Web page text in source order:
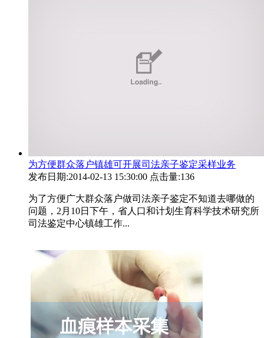
为方便群众落户镇雄可开展司法亲子鉴定采样业务
发布日期:2014-02-13 15:30:00 点击量:136
为了方便广大群众落户做司法亲子鉴定不知道去哪做的
问题，2月10日下午，省人口和计划生育科学技术研究所
司法鉴定中心镇雄工作...